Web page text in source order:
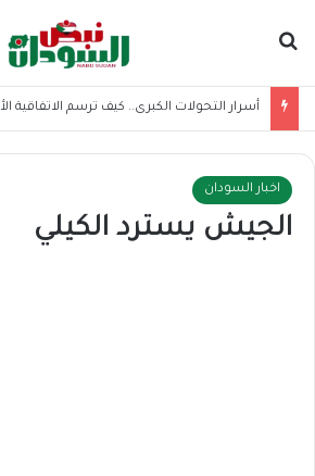
اخبار السودان
الجيش يسترد الكيلي